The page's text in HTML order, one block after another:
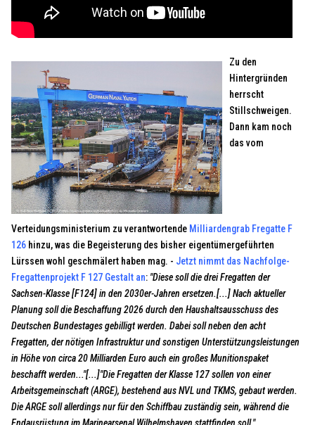
Zu den
Hintergründen
herrscht
Stillschweigen.
Dann kam noch
das vom
Verteidungsministerium zu verantwortende Milliardengrab Fregatte F
126 hinzu, was die Begeisterung des bisher eigentümergeführten
Lürssen wohl geschmälert haben mag. - Jetzt nimmt das Nachfolge-
Fregattenprojekt F 127 Gestalt an: "Diese soll die drei Fregatten der
Sachsen-Klasse [F124] in den 2030er-Jahren ersetzen.[...] Nach aktueller
Planung soll die Beschaffung 2026 durch den Haushaltsausschuss des
Deutschen Bundestages gebilligt werden. Dabei soll neben den acht
Fregatten, der nötigen Infrastruktur und sonstigen Unterstützungsleistungen
in Höhe von circa 20 Milliarden Euro auch ein großes Munitionspaket
beschafft werden..."[...]"Die Fregatten der Klasse 127 sollen von einer
Arbeitsgemeinschaft (ARGE), bestehend aus NVL und TKMS, gebaut werden.
Die ARGE soll allerdings nur für den Schiffbau zuständig sein, während die